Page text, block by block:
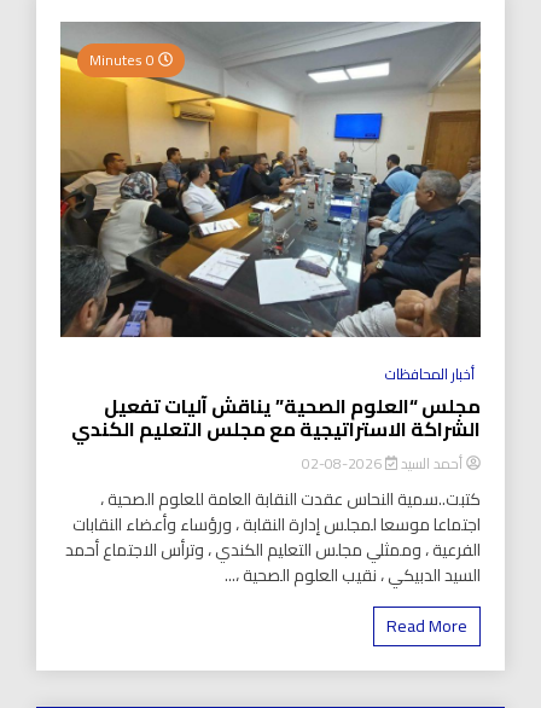
أخبار المحافظات
مجلس “العلوم الصحية” يناقش آليات تفعيل
الشراكة الاستراتيجية مع مجلس التعليم الكندي
أحمد السيد 2026-08-02
كتبت..سمية النحاس عقدت النقابة العامة للعلوم الصحية ،
اجتماعا موسعا لمجلس إدارة النقابة ، ورؤساء وأعضاء النقابات
الفرعية ، وممثلي مجلس التعليم الكندي ، وترأس الاجتماع أحمد
السيد الدبيكي ، نقيب العلوم الصحية ،...
Read More